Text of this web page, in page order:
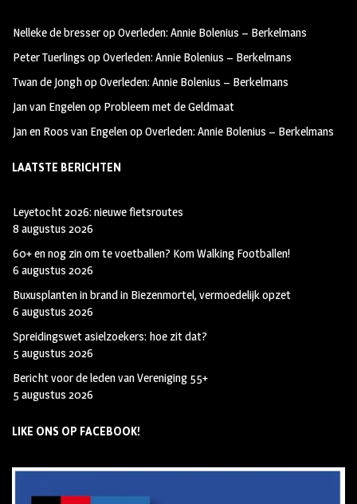
oo
k
m
Nelleke de bresseropOverleden: Annie Bolenius – Berkelmans
Peter Tuerlings opOverleden: Annie Bolenius – Berkelmans
Twan de JonghopOverleden: Annie Bolenius – Berkelmans
Jan van Engelenop Probleem met de Geldmaat
Jan en Roos van EngelenopOverleden: Annie Bolenius – Berkelmans
LAATSTE BERICHTEN
Leyetocht 2026: nieuwe fietsroutes
8 augustus 2026
60+ en nog zin om te voetballen? Kom Walking Footballen!
6 augustus 2026
Buxusplanten in brand in Biezenmortel, vermoedelijk opzet
6 augustus 2026
Spreidingswet asielzoekers: hoe zit dat?
5 augustus 2026
Bericht voor de leden van Vereniging 55+
5 augustus 2026
LIKE ONS OP FACEBOOK!